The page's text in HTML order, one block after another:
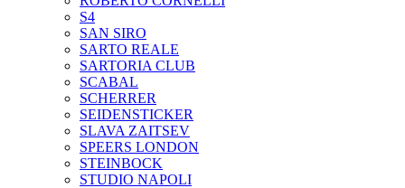
S4
SAN SIRO
SARTO REALE
SARTORIA CLUB
SCABAL
SCHERRER
SEIDENSTICKER
SLAVA ZAITSEV
SPEERS LONDON
STEINBOCK
STUDIO NAPOLI